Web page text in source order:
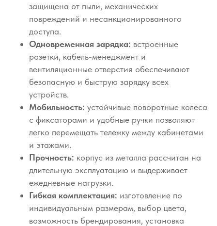
защищена от пыли, механических
повреждений и несанкционированного
доступа.
Одновременная зарядка: встроенные
розетки, кабель-менеджмент и
вентиляционные отверстия обеспечивают
безопасную и быструю зарядку всех
устройств.
Мобильность: устойчивые поворотные колёса
с фиксаторами и удобные ручки позволяют
легко перемещать тележку между кабинетами
и этажами.
Прочность: корпус из металла рассчитан на
длительную эксплуатацию и выдерживает
ежедневные нагрузки.
Гибкая комплектация: изготовление по
индивидуальным размерам, выбор цвета,
возможность брендирования, установка